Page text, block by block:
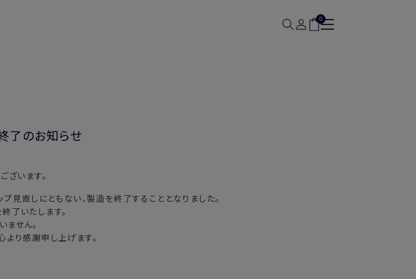
0
了のお知らせ
ざいます。
プ見直しにともない、製造を終了することとなりました。
了いたします。
せん。
より感謝申し上げます。